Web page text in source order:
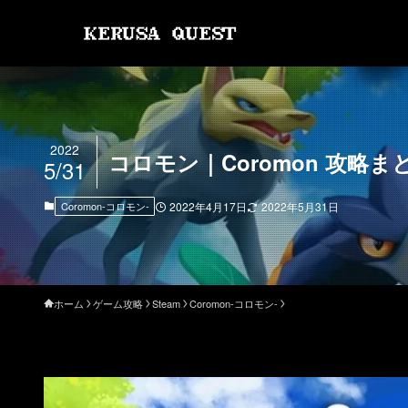
コロモン｜Coromon 攻略ま
2022
5/31
Coromon-コロモン- 2022年4月17日 2022年5月31日
ホーム ゲーム攻略 Steam Coromon-コロモン-